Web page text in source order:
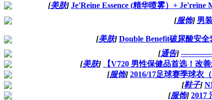
[美肤] Je'Reine Essence (精华喷雾）+ Je'reine
[服饰] 男
[美肤] Double Benefit破尿酸安
[通告]
[美肤] 【V720 男性保健品首选！改
[服饰] 2016/17足球赛季球衣
[鞋子]
[服饰] 2017